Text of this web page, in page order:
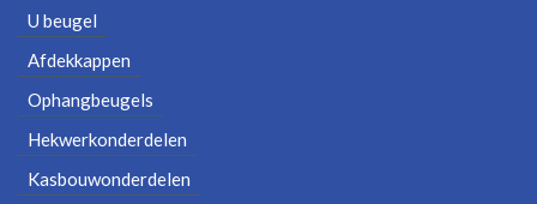
U beugel
Afdekkappen
Ophangbeugels
Hekwerkonderdelen
Kasbouwonderdelen